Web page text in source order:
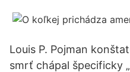
Louis P. Pojman
smrť chápal špecificky